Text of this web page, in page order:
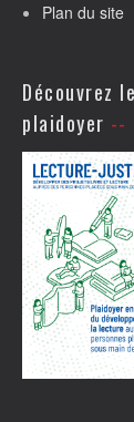
Plan du site
Découvrez
plaidoyer